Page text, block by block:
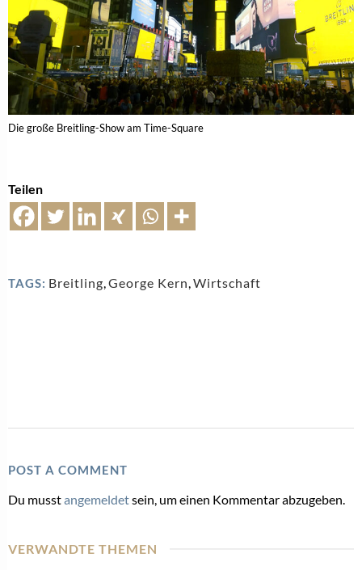
Die große Breitling-Show am Time-Square
Teilen
TAGS: Breitling,George Kern,Wirtschaft
POST A COMMENT
Du musstangemeldetsein, um einen Kommentar abzugeben.
VERWANDTE THEMEN